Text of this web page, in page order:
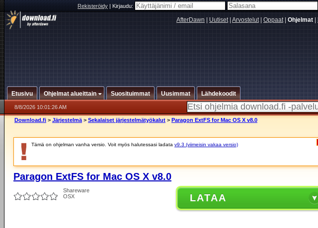
Rekisteröidy|Kirjaudu:
AfterDawn Uutiset| Arvostelut| Oppaat| Ohjelmat
Etusivu Ohjelmat alueittain Suosituimmat Uusimmat Lähdekoodit
8/8/2026 10:01:26 AM
Download.fi > Järjestelmä > Sekalaiset järjestelmätyökalut > Paragon ExtFS for Mac OS X v8.0
Tämä on ohjelman vanha versio. Voit myös halutessasi ladata v9.3 (viimeisin vakaa versio)
Paragon ExtFS for Mac OS X v8.0
Shareware
OSX
LATAA